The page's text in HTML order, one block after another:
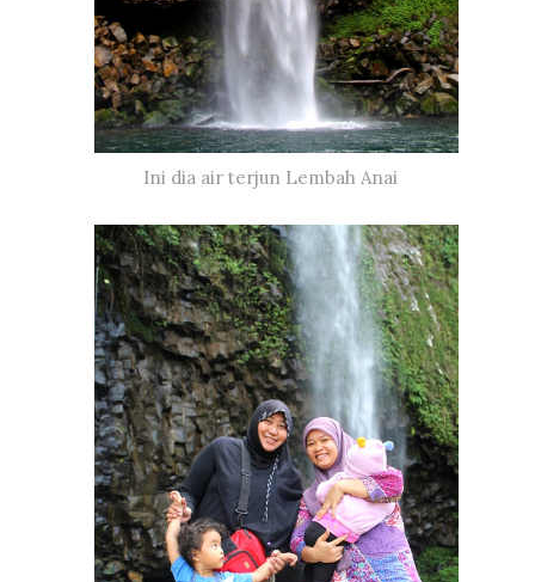
Ini dia air terjun Lembah Anai